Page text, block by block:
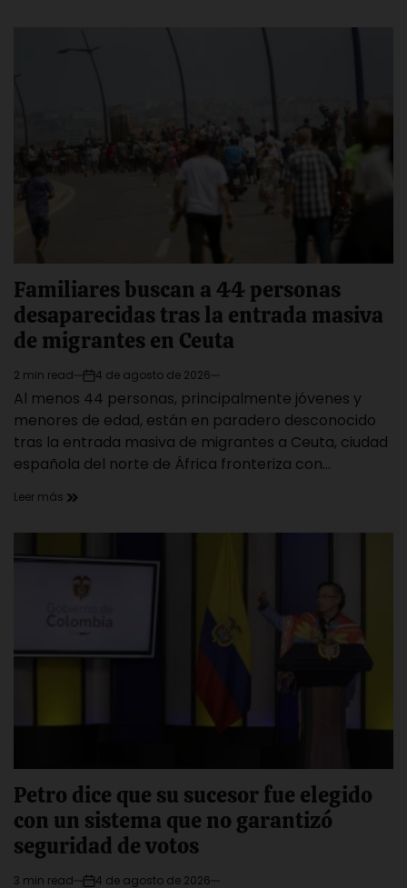
Familiares buscan a 44 personas
desaparecidas tras la entrada masiva
de migrantes en Ceuta
Estimated
read
time
2 min read on4 de agosto de 2026
Al menos 44 personas, principalmente jóvenes y
menores de edad, están en paradero desconocido
tras la entrada masiva de migrantes a Ceuta, ciudad
española del norte de África fronteriza con…
Leer más
Petro dice que su sucesor fue elegido
con un sistema que no garantizó
seguridad de votos
3 min read 4 de agosto de 2026